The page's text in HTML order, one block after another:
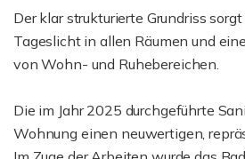
Der klar strukturierte Grundriss
Tageslicht in allen Räumen und
von Wohn- und Ruhebereichen.
Die im Jahr 2025 durchgeführte
Wohnung einen neuwertigen,